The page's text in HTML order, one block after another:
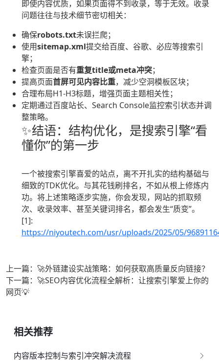
即使内容优质，如果页面得不到收录，等于无效。收录
问题往往与技术细节密切相关：
确保robots.txt未误拦爬；
使用sitemap.xml提交给百度、谷歌、必应等搜索引
擎；
检查页面是否有重复title或meta冲突；
提高页面首屏可见内容比重，减少空洞模板区块；
合理布局H1-H3标题，增强页面主题相关性；
定期通过百度站长、Search Console监控索引状态并调
整策略。
✨结语：结构优化，是搜索引擎“看
懂你”的第一步
一个被搜索引擎喜爱的站点，离不开扎实的结构基础与
细致的TDK优化。与其花钱刷排名，不如从根上修炼内
功。将上述策略逐步实施，你会发现，网站的抓取频
次、收录效率、甚至关键词排名，都会发生“质变”。
[1]:
https://niyoutech.com/usr/uploads/2025/05/
上一篇：🚀外链建设实战策略：如何获取高质量反向链接？
下一篇：🚀SEO内容优化流程全解析：让搜索引擎爱上你的
网页💡
相关推荐
内容版本控制与索引冲突解决流程